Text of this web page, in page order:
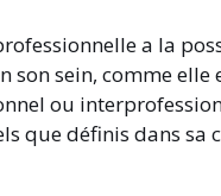
a la
son sein, comme elle
ou
que définis dans sa